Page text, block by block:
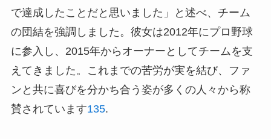
で達成したことだと思いました」と述べ、チーム
の団結を強調しました。彼女は2012年にプロ野球
に参入し、2015年からオーナーとしてチームを支
えてきました。これまでの苦労が実を結び、ファ
ンと共に喜びを分かち合う姿が多くの人々から称
賛されています135.